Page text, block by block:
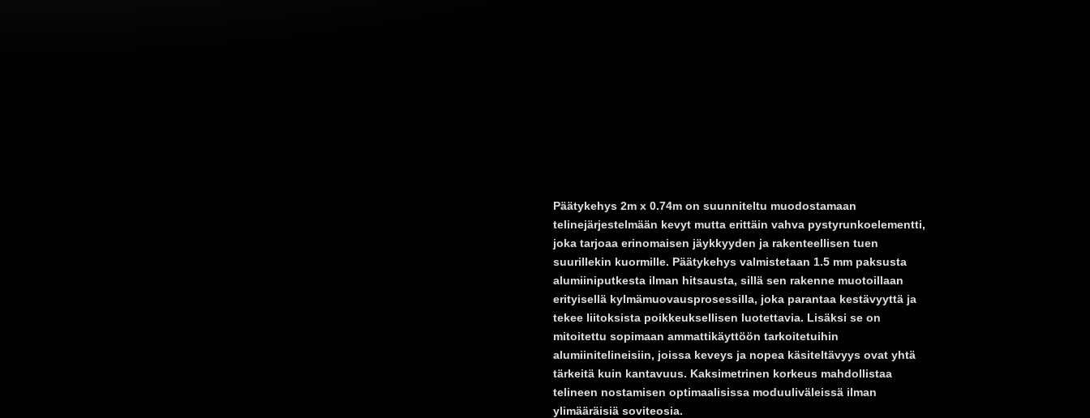
Päätykehys 2m x 0.74m on suunniteltu muodostamaan
telinejärjestelmään kevyt mutta erittäin vahva pystyrunkoelementti,
joka tarjoaa erinomaisen jäykkyyden ja rakenteellisen tuen
suurillekin kuormille. Päätykehys valmistetaan 1.5 mm paksusta
alumiiniputkesta ilman hitsausta, sillä sen rakenne muotoillaan
erityisellä kylmämuovausprosessilla, joka parantaa kestävyyttä ja
tekee liitoksista poikkeuksellisen luotettavia. Lisäksi se on
mitoitettu sopimaan ammattikäyttöön tarkoitetuihin
alumiinitelineisiin, joissa keveys ja nopea käsiteltävyys ovat yhtä
tärkeitä kuin kantavuus. Kaksimetrinen korkeus mahdollistaa
telineen nostamisen optimaalisissa moduuliväleissä ilman
ylimääräisiä soviteosia.